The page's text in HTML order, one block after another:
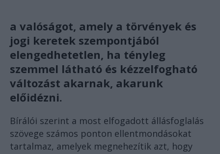
a valóságot, amely a törvények és
jogi keretek szempontjából
elengedhetetlen, ha tényleg
szemmel látható és kézzelfogható
változást akarnak, akarunk
előidézni.
Bírálói szerint a most elfogadott állásfoglalás
szövege számos ponton ellentmondásokat
tartalmaz, amelyek megnehezítik azt, hogy